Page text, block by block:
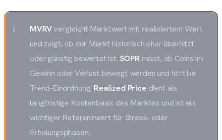
MVRVvergleicht Marktwert mit realisiertem Wert
und zeigt, ob der Markt historisch eher überhitzt
oder günstig bewertet ist. SOPRmisst, ob Coins im
Gewinn oder Verlust bewegt werden und hilft bei
Trend-Einordnung. Realized Price dient als
langfristige Kostenbasis des Marktes und ist ein
wichtiger Referenzwert für Stress- oder
Erholungsphasen.